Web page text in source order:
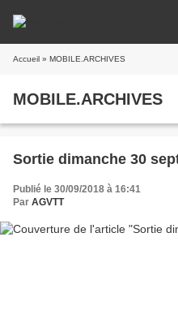
Accueil » MOBILE.ARCHIVES
MOBILE.ARCHIVES
Sortie dimanche 30
Publié le 30/09/2018 à 16:41
Par AGVTT